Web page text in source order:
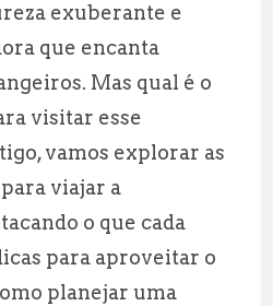
exuberante e
que encanta
Mas qual é o
visitar esse
vamos explorar as
viajar a
o que cada
para aproveitar o
planejar uma